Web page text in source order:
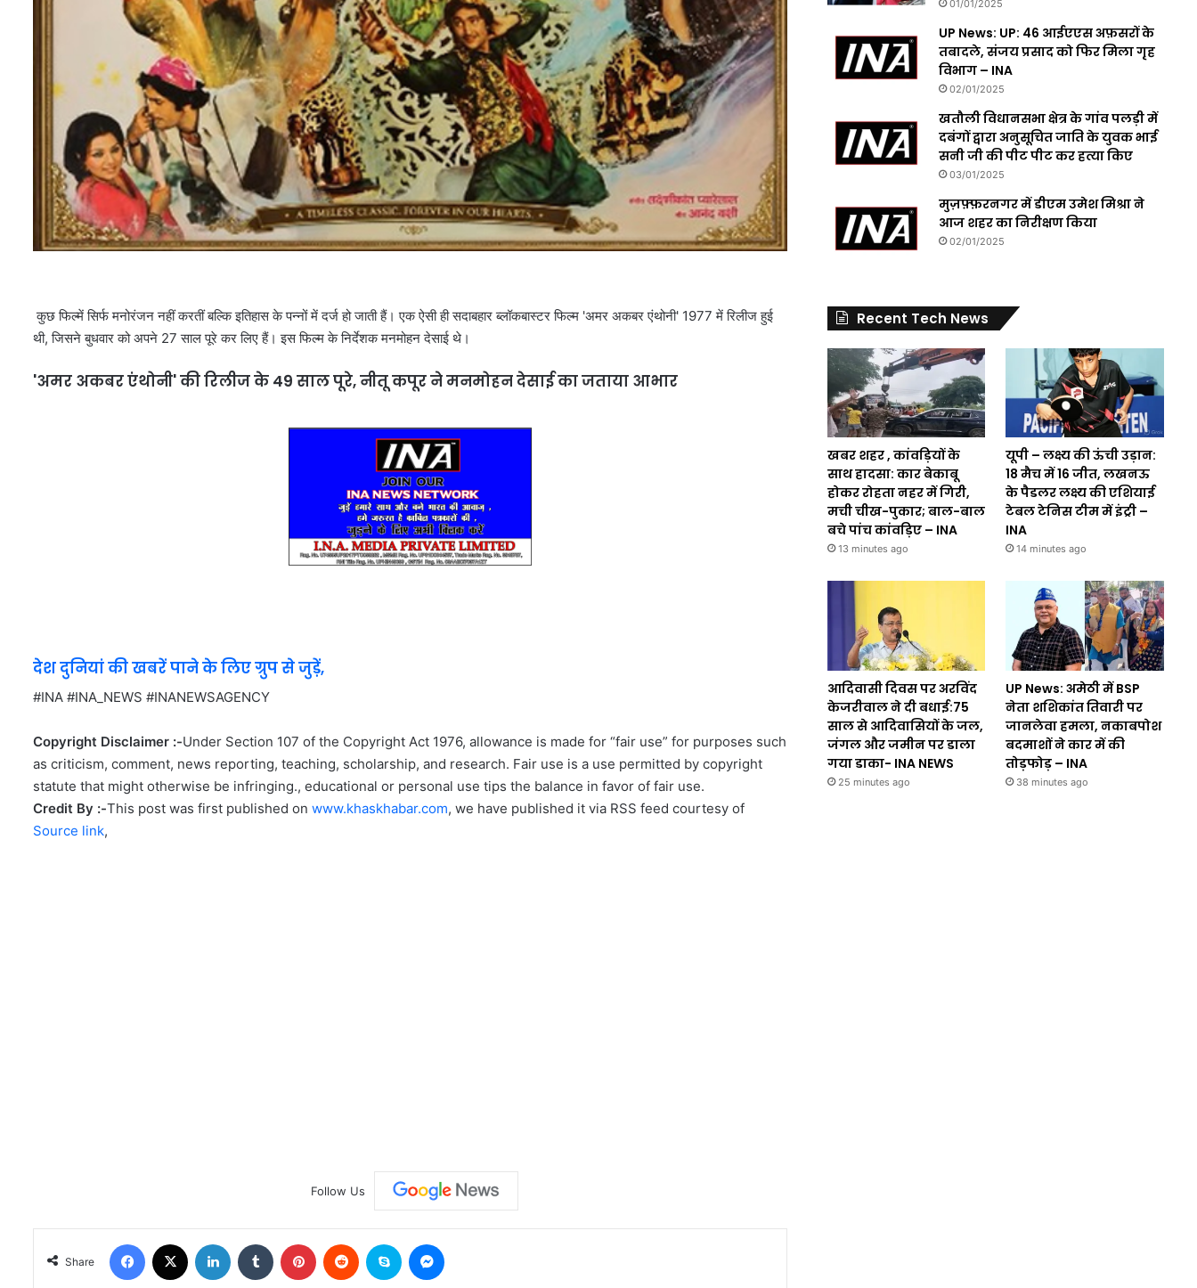
कुछ फिल्में सिर्फ मनोरंजन नहीं करतीं बल्कि इतिहास के पन्नों में दर्ज हो जाती हैं। एक ऐसी ही सदाबहार ब्लॉकबास्टर फिल्म 'अमर अकबर एंथोनी' 1977 में रिलीज हुई
थी, जिसने बुधवार को अपने 27 साल पूरे कर लिए हैं। इस फिल्म के निर्देशक मनमोहन देसाई थे।
'अमर अकबर एंथोनी' की रिलीज के 49 साल पूरे, नीतू कपूर ने मनमोहन देसाई का जताया आभार
देश दुनियां की खबरें पाने के लिए ग्रुप से जुड़ें,
#INA #INA_NEWS #INANEWSAGENCY
Copyright Disclaimer :-Under Section 107 of the Copyright Act 1976, allowance is made for “fair use” for purposes such
as criticism, comment, news reporting, teaching, scholarship, and research. Fair use is a use permitted by copyright
statute that might otherwise be infringing., educational or personal use tips the balance in favor of fair use.
Credit By :-This post was first published on www.khaskhabar.com, we have published it via RSS feed courtesy of
Source link,
Follow Us
Share
01/01/2025
UP News: UP: 46 आईएएस अफ़सरों के
तबादले, संजय प्रसाद को फिर मिला गृह
विभाग – INA
02/01/2025
खतौली विधानसभा क्षेत्र के गांव पलड़ी में
दबंगों द्वारा अनुसूचित जाति के युवक भाई
सनी जी की पीट पीट कर हत्या किए
03/01/2025
मुज़फ़्फ़रनगर में डीएम उमेश मिश्रा ने
आज शहर का निरीक्षण किया
02/01/2025
Recent Tech News
खबर शहर , कांवड़ियों के
साथ हादसा: कार बेकाबू
होकर रोहता नहर में गिरी,
मची चीख-पुकार; बाल-बाल
बचे पांच कांवड़िए – INA
13 minutes ago
यूपी – लक्ष्य की ऊंची उड़ान:
18 मैच में 16 जीत, लखनऊ
के पैडलर लक्ष्य की एशियाई
टेबल टेनिस टीम में इंट्री –
INA
14 minutes ago
आदिवासी दिवस पर अरविंद
केजरीवाल ने दी बधाई:75
साल से आदिवासियों के जल,
जंगल और जमीन पर डाला
गया डाका- INA NEWS
25 minutes ago
UP News: अमेठी में BSP
नेता शशिकांत तिवारी पर
जानलेवा हमला, नकाबपोश
बदमाशों ने कार में की
तोड़फोड़ – INA
38 minutes ago